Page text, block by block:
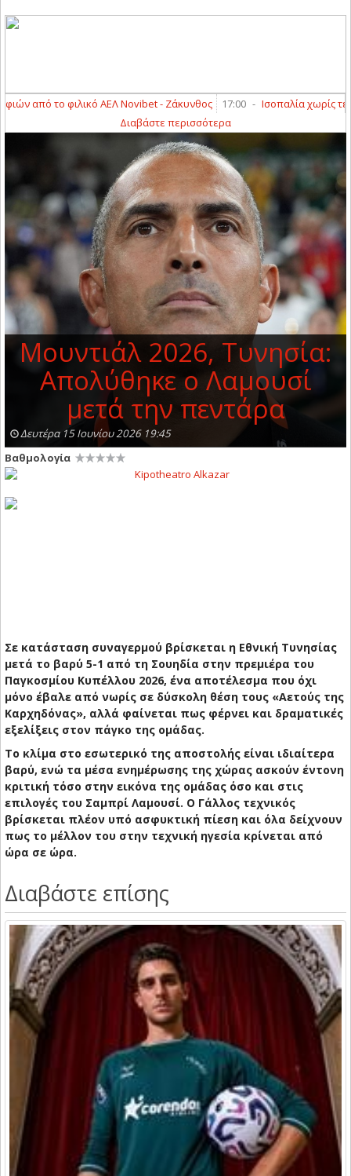
από το φιλικό ΑΕΛ Novibet - Ζάκυνθος 17:00 - Ισοπαλία χωρίς
Διαβάστε περισσότερα
Μουντιάλ 2026, Τυνησία:
Απολύθηκε ο Λαμουσί
μετά την πεντάρα
Δευτέρα 15 Ιουνίου 2026 19:45
Βαθμολογία
Σε κατάσταση συναγερμού βρίσκεται η Εθνική Τυνησίας
μετά το βαρύ 5-1 από τη Σουηδία στην πρεμιέρα του
Παγκοσμίου Κυπέλλου 2026, ένα αποτέλεσμα που όχι
μόνο έβαλε από νωρίς σε δύσκολη θέση τους «Αετούς της
Καρχηδόνας», αλλά φαίνεται πως φέρνει και δραματικές
εξελίξεις στον πάγκο της ομάδας.
Το κλίμα στο εσωτερικό της αποστολής είναι ιδιαίτερα
βαρύ, ενώ τα μέσα ενημέρωσης της χώρας ασκούν έντονη
κριτική τόσο στην εικόνα της ομάδας όσο και στις
επιλογές του Σαμπρί Λαμουσί. Ο Γάλλος τεχνικός
βρίσκεται πλέον υπό ασφυκτική πίεση και όλα δείχνουν
πως το μέλλον του στην τεχνική ηγεσία κρίνεται από
ώρα σε ώρα.
Διαβάστε επίσης